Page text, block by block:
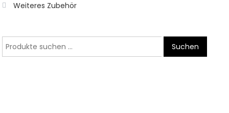
Weiteres Zubehör
Suche
nach:
Suchen